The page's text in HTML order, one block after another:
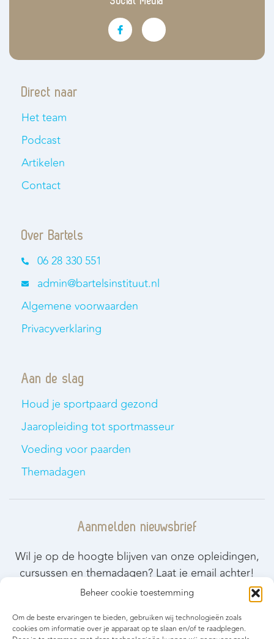
Beheer cookie toestemming
Om de beste ervaringen te bieden, gebruiken wij technologieën zoals
cookies om informatie over je apparaat op te slaan en/of te raadplegen.
Direct naar
Het team
Podcast
Artikelen
Contact
Over Bartels
06 28 330 551
admin@bartelsinstituut.nl
Algemene voorwaarden
Privacyverklaring
Aan de slag
Houd je sportpaard gezond
Jaaropleiding tot sportmasseur
Voeding voor paarden
Themadagen
Aanmelden nieuwsbrief
Wil je op de hoogte blijven van onze opleidingen,
cursussen en themadagen? Laat je email achter!